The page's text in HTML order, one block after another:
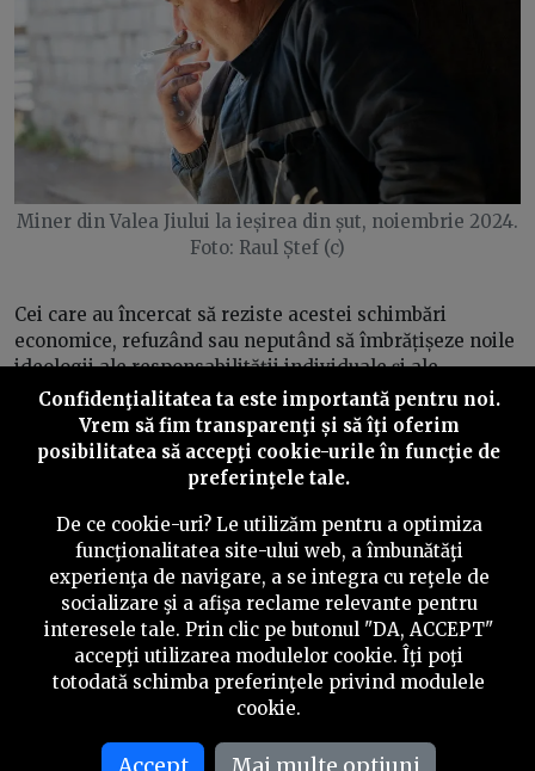
Miner din Valea Jiului la ieșirea din șut, noiembrie 2024.
Foto: Raul Ștef (c)
Cei care au încercat să reziste acestei schimbări
economice, refuzând sau neputând să îmbrățișeze noile
ideologii ale responsabilității individuale și ale
antreprenoriatului, au fost adesea stigmatizați ca fiind
inapți pentru noua economie: pasivi, inflexibili,
incapabili de recalificare și lipsiți de motivație. Totuși,
acești oameni nu au fost, de fapt, niciodată pasivi,
începutul anilor 2000 în Valea Jiului, fără vreun
privilegiu material, poate depune mărturie despre
descurcăreala de care au dat dovadă oamenii, ca să-și
asigure traiul: lucrând în mai multe locuri, făcând mici
slujbe, devenind bișnițari și jonglând cu microcredite.
În ciuda acestei extraordinare capacități de adaptare,
erodarea constantă și aparent ireversibilă a statutului și
mineriade, a transformat o identitate muncitorească
Confidenţialitatea ta este importantă pentru noi.
Vrem să fim transparenţi și să îţi oferim
posibilitatea să accepţi cookie-urile în funcţie de
preferinţele tale.
De ce cookie-uri? Le utilizăm pentru a optimiza
funcţionalitatea site-ului web, a îmbunătăţi
experienţa de navigare, a se integra cu reţele de
socializare şi a afişa reclame relevante pentru
interesele tale. Prin clic pe butonul "DA, ACCEPT"
accepţi utilizarea modulelor cookie. Îţi poţi
totodată schimba preferinţele privind modulele
cookie.